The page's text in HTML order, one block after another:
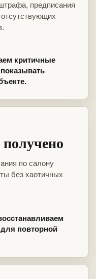
предписания
критичные
по салону
без хаотичных
повторной